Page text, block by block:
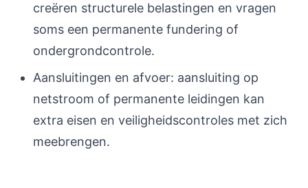
creëren structurele belastingen en vragen
soms een permanente fundering of
ondergrondcontrole.
Aansluitingen en afvoer: aansluiting op
netstroom of permanente leidingen kan
extra eisen en veiligheidscontroles met zich
meebrengen.